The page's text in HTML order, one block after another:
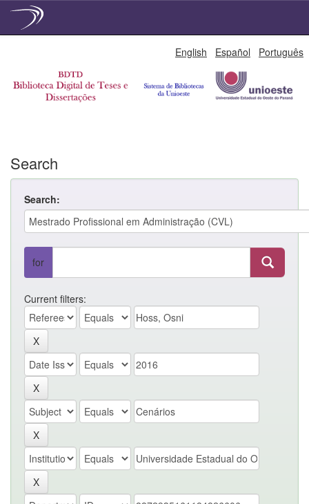
English Español Português
Search
Search:
for
Current filters: